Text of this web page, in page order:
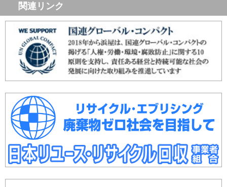
関連リンク